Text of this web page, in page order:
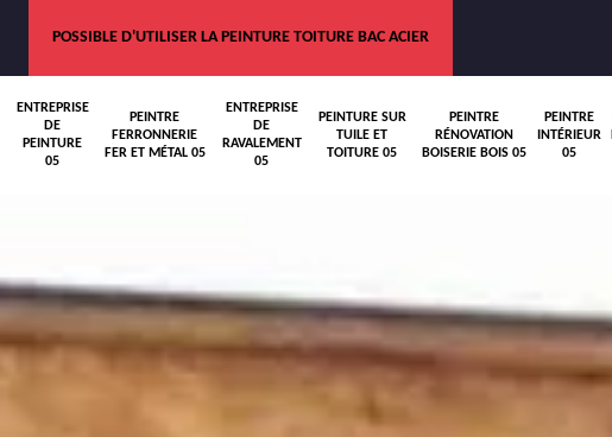
POSSIBLE D'UTILISER LA PEINTURE TOITURE BAC ACIER
ENTREPRISE
DE
PEINTURE
05
PEINTRE
FERRONNERIE
FER ET MÉTAL 05
ENTREPRISE
DE
RAVALEMENT
05
PEINTURE SUR
TUILE ET
TOITURE 05
PEINTRE
RÉNOVATION
BOISERIE BOIS 05
PEINTRE
INTÉRIEUR
05